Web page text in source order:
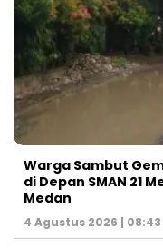
Warga Sambut
di Depan SMAN 21
Medan
4 Agustus 2026 | 08:43